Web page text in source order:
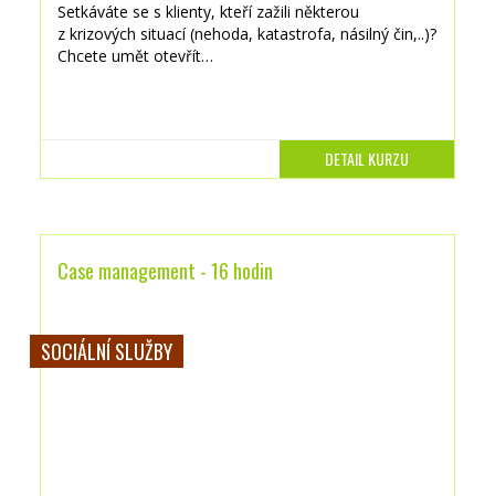
Setkáváte se s klienty, kteří zažili některou
z krizových situací (nehoda, katastrofa, násilný čin,..)?
Chcete umět otevřít…
DETAIL KURZU
Case management - 16 hodin
SOCIÁLNÍ SLUŽBY